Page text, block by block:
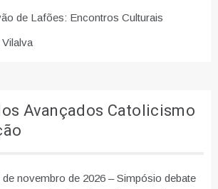
de Lafões: Encontros Culturais
Avançados Catolicismo
de novembro de 2026 – Simpósio debate